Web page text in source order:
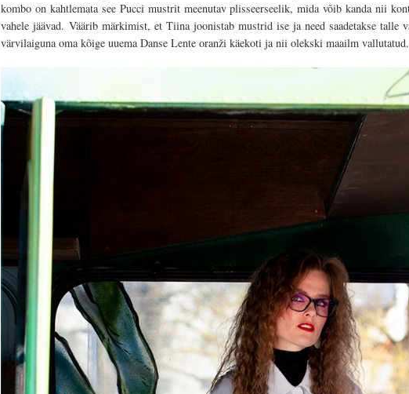
kombo on kahtlemata see Pucci mustrit meenutav plisseerseelik, mida võib kanda nii
vahele jäävad. Väärib märkimist, et Tiina joonistab mustrid ise ja need saadetakse
värvilaiguna oma kõige uuema Danse Lente oranži käekoti ja nii olekski maailm